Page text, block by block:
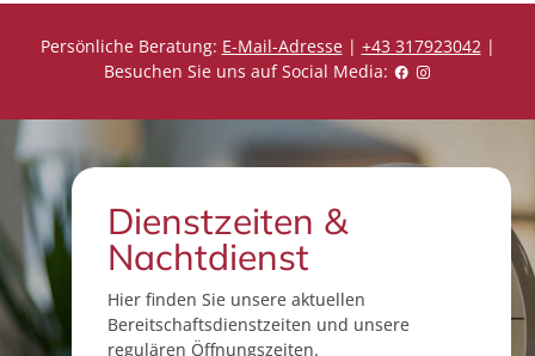
Persönliche Beratung: E-Mail-Adresse| +43 317923042|
Besuchen Sie uns auf Social Media:
Dienstzeiten &
Nachtdienst
Hier finden Sie unsere aktuellen
Bereitschaftsdienstzeiten und unsere
regulären Öffnungszeiten.